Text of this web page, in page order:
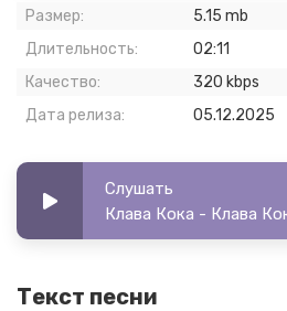
Размер:
5.15 mb
Длительность:
02:11
Качество:
320 kbps
Дата релиза:
05.12.2025
Слушать
Клава Кока - Клава
Текст песни